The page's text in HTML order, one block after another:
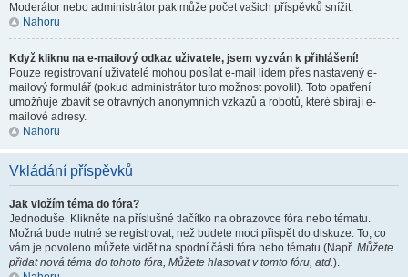
Moderátor nebo administrátor pak může počet vašich příspěvků snížit.
Nahoru
Když kliknu na e-mailový odkaz uživatele, jsem vyzván k přihlášení!
Pouze registrovaní uživatelé mohou posílat e-mail lidem přes nastavený e-
mailový formulář (pokud administrátor tuto možnost povolil). Toto opatření
umožňuje zbavit se otravných anonymních vzkazů a robotů, které sbírají e-
mailové adresy.
Nahoru
Vkládání příspěvků
Jak vložím téma do fóra?
Jednoduše. Klikněte na příslušné tlačítko na obrazovce fóra nebo tématu.
Možná bude nutné se registrovat, než budete moci přispět do diskuze. To, co
vám je povoleno můžete vidět na spodní části fóra nebo tématu (Např. Můžete
přidat nová téma do tohoto fóra, Můžete hlasovat v tomto fóru, atd.).